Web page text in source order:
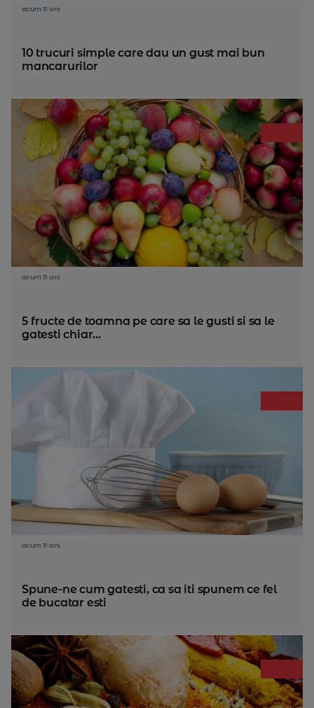
acum 11 ani
10 trucuri simple care dau un gust mai bun
mancarurilor
acum 11 ani
5 fructe de toamna pe care sa le gusti si sa le
gatesti chiar...
acum 11 ani
Spune-ne cum gatesti, ca sa iti spunem ce fel
de bucatar esti